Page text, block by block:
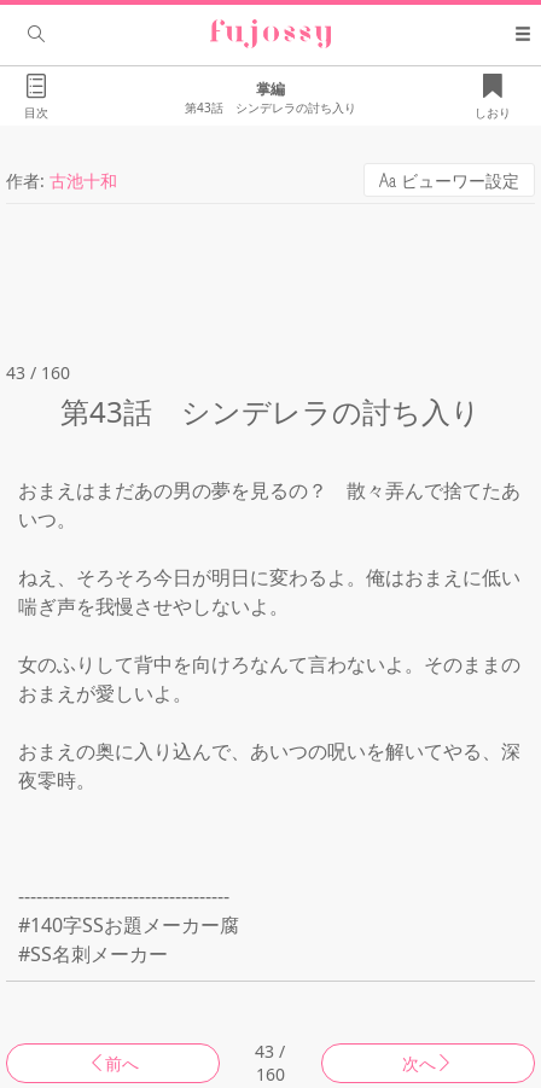
目次
掌編
第43話 シンデレラの討ち入り しおり
作者: 古池十和 ビューワー設定
43 / 160
第43話 シンデレラの討ち入り
おまえはまだあの男の夢を見るの？　散々弄んで捨てたあ
いつ。
ねえ、そろそろ今日が明日に変わるよ。俺はおまえに低い
喘ぎ声を我慢させやしないよ。
女のふりして背中を向けろなんて言わないよ。そのままの
おまえが愛しいよ。
おまえの奥に入り込んで、あいつの呪いを解いてやる、深
夜零時。
-----------------------------------
#140字SSお題メーカー腐
#SS名刺メーカー
前へ
43 /
160
次へ